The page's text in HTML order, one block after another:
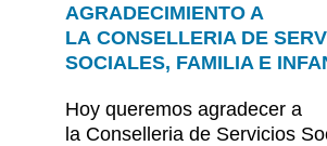
AGRADECIMIENTO A
LA CONSELLERIA DE
SOCIALES, FAMILIA E
Hoy queremos agradecer a
la Conselleria de Servicios